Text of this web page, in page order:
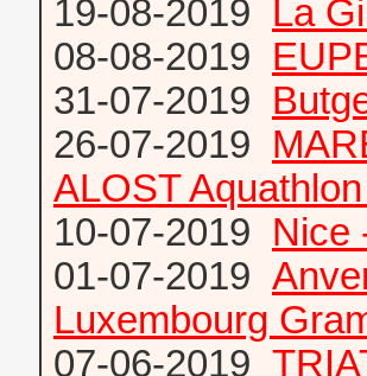
19-08-2019 La
08-08-2019
31-07-2019
26-07-2019
ALOST
10-07-2019 Nice
01-07-2019
Luxembourg
07-06-2019